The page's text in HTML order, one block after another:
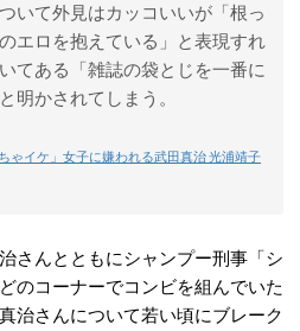
いて外見はカッコいいが「根っ
エロを抱えている」と表現すれ
てある「雑誌の袋とじを一番に
明かされてしまう。
ゃイケ」女子に嫌われる武田真治 光浦靖子
さんとともにシャンプー刑事「シ
のコーナーでコンビを組んでいた
治さんについて若い頃にブレーク